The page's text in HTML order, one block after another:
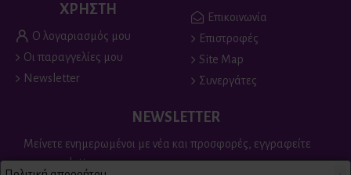
ΧΡΗΣΤΗ
Ο λογαριασμός μου
Οι παραγγελίες μου
Newsletter
Επικοινωνία
Επιστροφές
Site Map
Συνεργάτες
NEWSLETTER
Μείνετε ενημερωμένοι με νέα και προσφορές, εγγραφείτε
στο newsletter